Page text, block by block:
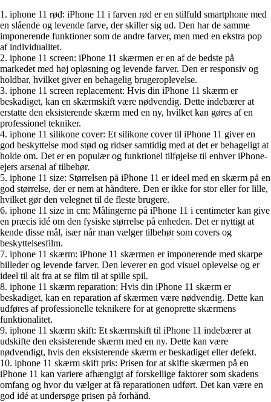
1. iphone 11 rød: iPhone 11 i farven rød er en stilfuld smartphone med
en slående og levende farve, der skiller sig ud. Den har de samme
imponerende funktioner som de andre farver, men med en ekstra pop
af individualitet.
2. iphone 11 screen: iPhone 11 skærmen er en af de bedste på
markedet med høj opløsning og levende farver. Den er responsiv og
holdbar, hvilket giver en behagelig brugeroplevelse.
3. iphone 11 screen replacement: Hvis din iPhone 11 skærm er
beskadiget, kan en skærmskift være nødvendig. Dette indebærer at
erstatte den eksisterende skærm med en ny, hvilket kan gøres af en
professionel tekniker.
4. iphone 11 silikone cover: Et silikone cover til iPhone 11 giver en
god beskyttelse mod stød og ridser samtidig med at det er behageligt at
holde om. Det er en populær og funktionel tilføjelse til enhver iPhone-
ejers arsenal af tilbehør.
5. iphone 11 size: Størrelsen på iPhone 11 er ideel med en skærm på en
god størrelse, der er nem at håndtere. Den er ikke for stor eller for lille,
hvilket gør den velegnet til de fleste brugere.
6. iphone 11 size in cm: Målingerne på iPhone 11 i centimeter kan give
en præcis idé om den fysiske størrelse på enheden. Det er nyttigt at
kende disse mål, især når man vælger tilbehør som covers og
beskyttelsesfilm.
7. iphone 11 skærm: iPhone 11 skærmen er imponerende med skarpe
billeder og levende farver. Den leverer en god visuel oplevelse og er
ideel til alt fra at se film til at spille spil.
8. iphone 11 skærm reparation: Hvis din iPhone 11 skærm er
beskadiget, kan en reparation af skærmen være nødvendig. Dette kan
udføres af professionelle teknikere for at genoprette skærmens
funktionalitet.
9. iphone 11 skærm skift: Et skærmskift til iPhone 11 indebærer at
udskifte den eksisterende skærm med en ny. Dette kan være
nødvendigt, hvis den eksisterende skærm er beskadiget eller defekt.
10. iphone 11 skærm skift pris: Prisen for at skifte skærmen på en
iPhone 11 kan variere afhængigt af forskellige faktorer som skadens
omfang og hvor du vælger at få reparationen udført. Det kan være en
god idé at undersøge prisen på forhånd.